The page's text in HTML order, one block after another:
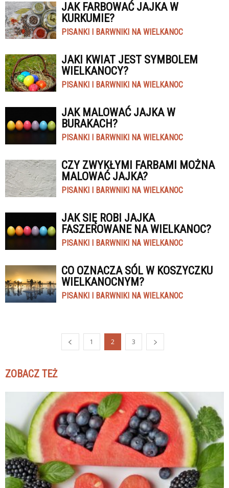
JAK FARBOWAĆ JAJKA W
KURKUMIE?
PISANKI I BARWNIKI NA WIELKANOC
JAKI KWIAT JEST SYMBOLEM
WIELKANOCY?
PISANKI I BARWNIKI NA WIELKANOC
JAK MALOWAĆ JAJKA W
BURAKACH?
PISANKI I BARWNIKI NA WIELKANOC
CZY ZWYKŁYMI FARBAMI MOŻNA
MALOWAĆ JAJKA?
PISANKI I BARWNIKI NA WIELKANOC
JAK SIĘ ROBI JAJKA
FASZEROWANE NA WIELKANOC?
PISANKI I BARWNIKI NA WIELKANOC
CO OZNACZA SÓL W KOSZYCZKU
WIELKANOCNYM?
PISANKI I BARWNIKI NA WIELKANOC
1 2 3
ZOBACZ TEŻ